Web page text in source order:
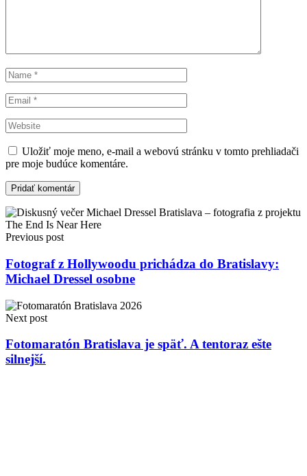
Uložiť moje meno, e-mail a webovú stránku v tomto prehliadači
pre moje budúce komentáre.
Previous post
Fotograf z Hollywoodu prichádza do Bratislavy:
Michael Dressel osobne
Next post
Fotomaratón Bratislava je späť. A tentoraz ešte
silnejší.